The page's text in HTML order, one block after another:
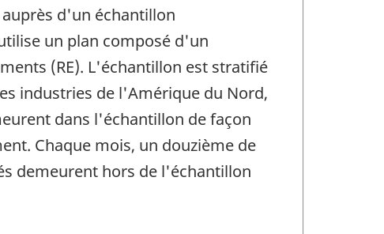
d'un échantillon
un plan composé d'un
(RE). L'échantillon est stratifié
industries de l'Amérique du Nord,
dans l'échantillon de façon
Chaque mois, un douzième de
demeurent hors de l'échantillon